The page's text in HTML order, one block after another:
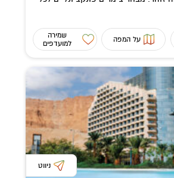
על המפה
שמירה
למועדפים
ניווט